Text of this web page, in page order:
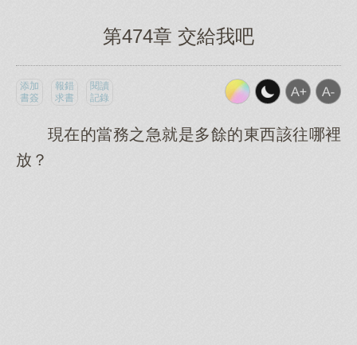
第474章 交給我吧
添加
書簽
報錯
求書
閱讀
記錄
現在的當務之急就是多餘的東西該往哪裡
放？